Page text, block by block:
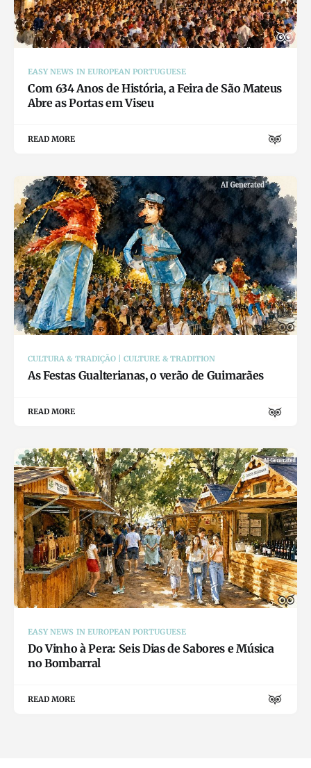
EASY NEWS IN EUROPEAN PORTUGUESE
Com 634 Anos de História, a Feira de São Mateus
Abre as Portas em Viseu
READ MORE
CULTURA & TRADIÇÃO | CULTURE & TRADITION
As Festas Gualterianas, o verão de Guimarães
READ MORE
EASY NEWS IN EUROPEAN PORTUGUESE
Do Vinho à Pera: Seis Dias de Sabores e Música
no Bombarral
READ MORE